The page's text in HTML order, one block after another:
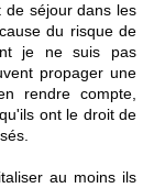
de séjour dans les
du risque de
je ne suis pas
propager une
rendre compte,
ont le droit de
au moins ils